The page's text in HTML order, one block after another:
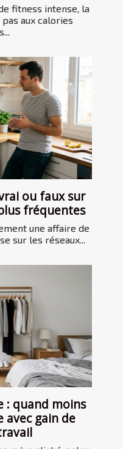
fitness intense, la
aux calories
ou faux sur
fréquentes
une affaire de
sur les réseaux...
: quand moins
avec gain de